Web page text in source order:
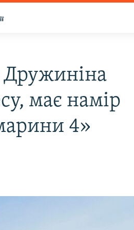
Дружиніна
має намір
4»